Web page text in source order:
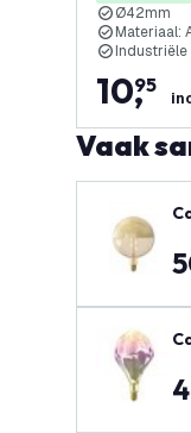
Ø42mm
Materiaal:
10,
95
Vaak